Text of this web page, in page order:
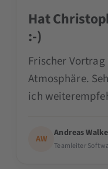
Hat
:-)
Frischer
Atmosphäre.
ich
AW
Andreas